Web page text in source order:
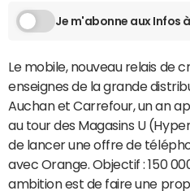
Je m'abonne aux Infos
Le mobile, nouveau relais de
enseignes de la grande
Auchan et Carrefour, un an
au tour des Magasins U
de lancer une offre de
avec Orange. Objectif : 150
ambition est de faire une